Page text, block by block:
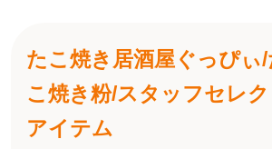
たこ焼き居酒屋ぐっぴぃ/
こ焼き粉/スタッフセレク
アイテム